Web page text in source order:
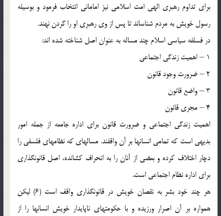
براى تداوم رهبرى الهى امت اسلامى نيز امامانى انتخاب فرمود و بوسيله
رسول خويش به مردم شناساند تا پس از وى رهبرى او را گردن نهند.
در فسلفه سياسى اسلام چند مساله به عنوان اصل شناخته شده ‏اند:
1 – اهميت زندگى اجتماعى
2 – ضرورت وجود قانون
3 – واضع قانون
4 – مجرى قانون
اهميت زندگى اجتماعى و ضرورت قانون براى اداره جامعه از جمله امور
بديهى است كه تمامى انسانها بر آن واقفند. مساله‏اى كه نظامهاى فلسفى را
دچار اختلاف كرده و بعضى از آنان را به انحراف كشانده، اصل قانون‏گذارى
براى اداره نظام اجتماعى است.
هر چند خود بشر به نقصان خويش در قانون‏گذارى واقف است (6) ليكن
همواره بر آن اصرار ورزيده و با حكومتهاى ناپايدار خويش انسانها را از